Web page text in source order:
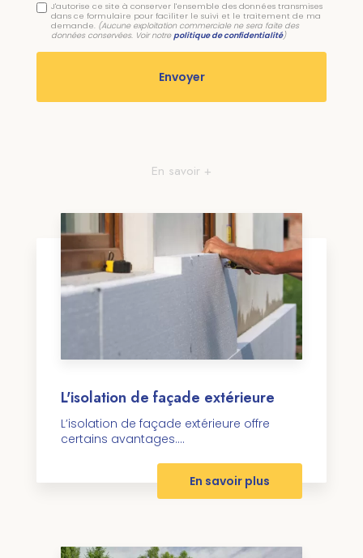
J'autorise ce site à conserver l'ensemble des données transmises
dans ce formulaire pour faciliter le suivi et le traitement de ma
demande. (Aucune exploitation commerciale ne sera faite des
données conservées. Voir notrepolitique de confidentialité)
En savoir +
L'isolation de façade extérieure
L’isolation de façade extérieure offre
certains avantages....
En savoir plus